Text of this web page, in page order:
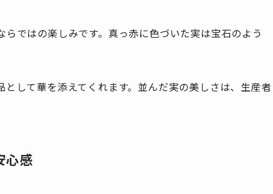
ではの楽しみです。真っ赤に色づいた実は宝石のよう
して華を添えてくれます。並んだ実の美しさは、生産者
心感